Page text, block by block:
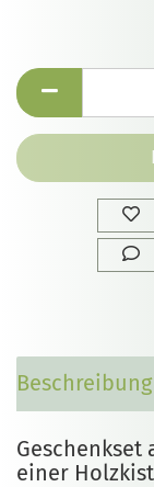
Beschreibung
Geschenkset
einer